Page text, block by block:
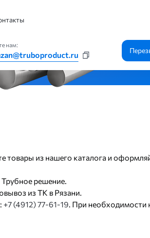
нам:
товары из нашего каталога и
решение.
из ТК в Рязани.
+7 (4912) 77-61-19. При необходимости